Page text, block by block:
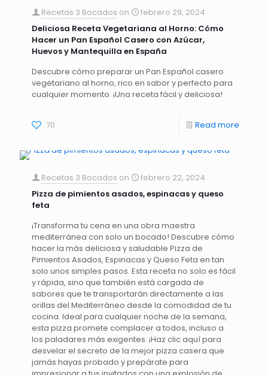
Recetas 3 Bocados on
febrero 29, 2024
Deliciosa Receta Vegetariana al Horno: Cómo
Hacer un Pan Español Casero con Azúcar,
Huevos y Mantequilla en España
Descubre cómo preparar un Pan Español casero
vegetariano al horno, rico en sabor y perfecto para
cualquier momento. ¡Una receta fácil y deliciosa!
70 Read more
Recetas 3 Bocados on
febrero 22, 2024
Pizza de pimientos asados, espinacas y queso
feta
¡Transforma tu cena en una obra maestra
mediterránea con solo un bocado! Descubre cómo
hacer la más deliciosa y saludable Pizza de
Pimientos Asados, Espinacas y Queso Feta en tan
solo unos simples pasos. Esta receta no solo es fácil
y rápida, sino que también está cargada de
sabores que te transportarán directamente a las
orillas del Mediterráneo desde la comodidad de tu
cocina. Ideal para cualquier noche de la semana,
esta pizza promete complacer a todos, incluso a
los paladares más exigentes. ¡Haz clic aquí para
desvelar el secreto de la mejor pizza casera que
jamás hayas probado y prepárate para